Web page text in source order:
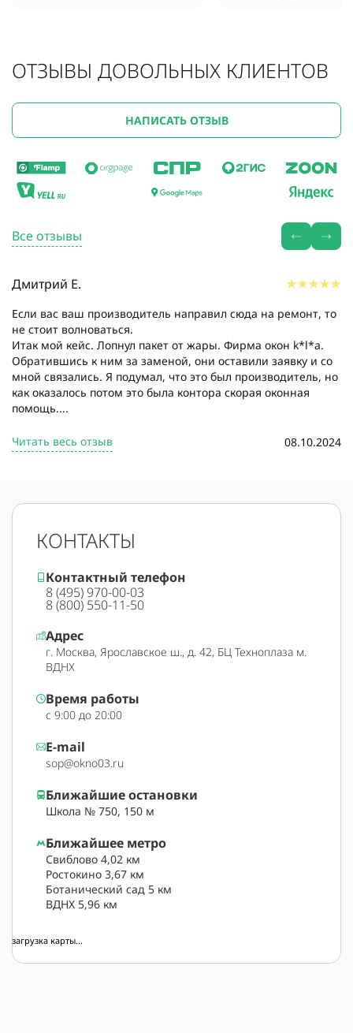
ОТЗЫВЫ ДОВОЛЬНЫХ КЛИЕНТОВ
НАПИСАТЬ ОТЗЫВ
Все отзывы
Дмитрий Е.
Если вас ваш производитель направил сюда на ремонт, то
не стоит волноваться.
Итак мой кейс. Лопнул пакет от жары. Фирма окон k*l*a.
Обратившись к ним за заменой, они оставили заявку и со
мной связались. Я подумал, что это был производитель, но
как оказалось потом это была контора скорая оконная
помощь....
Читать весь отзыв 08.10.2024
КОНТАКТЫ
Контактный телефон
8 (495) 970-00-03
8 (800) 550-11-50
Адрес
г. Москва, Ярославское ш., д. 42, БЦ Техноплаза м.
ВДНХ
Время работы
с 9:00 до 20:00
E-mail
sop@okno03.ru
Ближайшее метро
Свиблово 4,02 км
Ростокино 3,67 км
Ботанический сад 5 км
ВДНХ 5,96 км
Ближайшие остановки
Школа № 750, 150 м
загрузка карты...